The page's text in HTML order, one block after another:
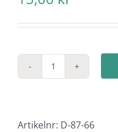
Scania
1:50/1:87
Artikelnr: D-87-66